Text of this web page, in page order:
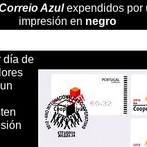
Azulexpendidos por
impresión en negro
día de